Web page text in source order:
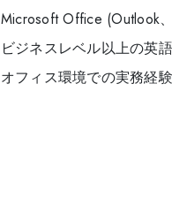
Microsoft Office (Outlook
ビジネスレベル以上の英
オフィス環境での実務経験